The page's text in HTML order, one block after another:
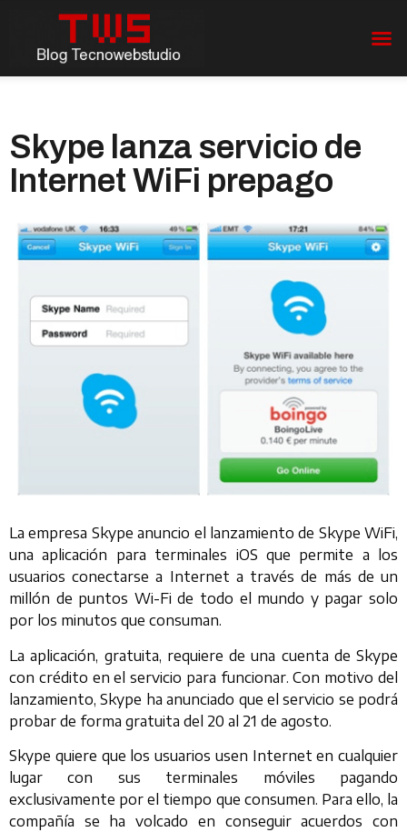
Skype lanza servicio de
Internet WiFi prepago
La empresa Skype anuncio el lanzamiento de Skype WiFi,
una aplicación para terminales iOS que permite a los
usuarios conectarse a Internet a través de más de un
millón de puntos Wi-Fi de todo el mundo y pagar solo
por los minutos que consuman.
La aplicación, gratuita, requiere de una cuenta de Skype
con crédito en el servicio para funcionar. Con motivo del
lanzamiento, Skype ha anunciado que el servicio se podrá
probar de forma gratuita del 20 al 21 de agosto.
Skype quiere que los usuarios usen Internet en cualquier
lugar con sus terminales móviles pagando
exclusivamente por el tiempo que consumen. Para ello, la
compañía se ha volcado en conseguir acuerdos con